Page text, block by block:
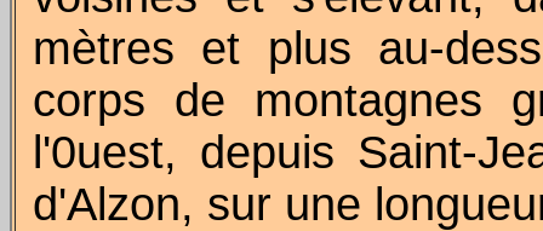
mètres et plus au-
corps de montagnes
l'0uest, depuis Saint-
d'Alzon, sur une